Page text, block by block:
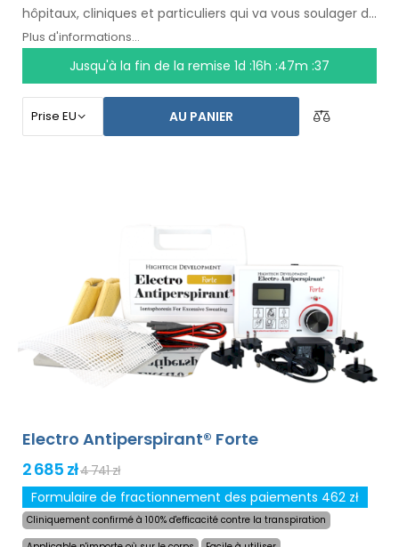
hôpitaux, cliniques et particuliers qui va vous soulager de
la transpirationpendant plusieurs mois après une
seule utilisation . Au début du traitement, vous
choisissez simplement la zone affectée par la
mains, des pieds et des aisselles (inclus dans le forfait
de base). Avec des adaptateurs supplémentaires, la
transpiration excessive de la tête, du front, de
l`abdomen, du dos, des fesses, de la poitrine et d`autres
parties du corps peut être traitée avec succès et
Garantie de remboursement en
gratuite !
Plus d'informations...
Jusqu'à la fin de la remise 1d :16h :47m :37
AU PANIER
Electro Antiperspirant® Forte
2 685 zł4 741 zł
Formulaire de fractionnement des paiements 462 zł
Cliniquement confirmé à 100% d'efficacité contre la transpiration